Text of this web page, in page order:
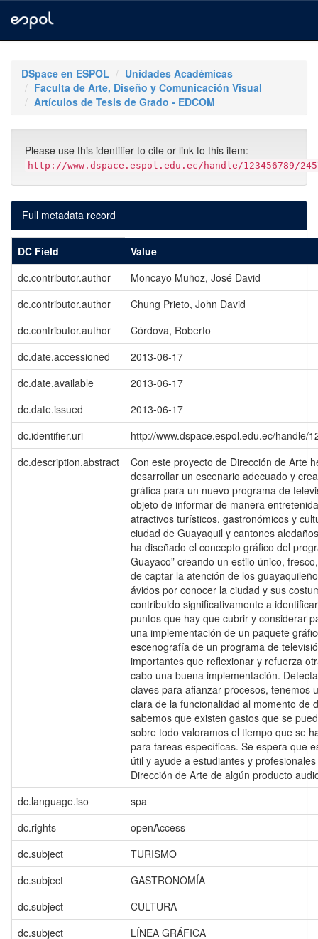
navigationDSpace en ESPOL
Unidades Académicas
Faculta de Arte, Diseño y Comunicación Visual
Artículos de Tesis de Grado - EDCOM
Please use this identifier to cite or link to this item:
http://www.dspace.espol.edu.ec/handle/123456789/
Full metadata record
DC Field
Value
dc.contributor.author
Moncayo Muñoz, José David
dc.contributor.author
Chung Prieto, John David
dc.contributor.author
Córdova, Roberto
dc.date.accessioned
2013-06-17
dc.date.available
2013-06-17
dc.date.issued
2013-06-17
dc.identifier.uri
http://www.dspace.espol.edu.ec/handle/
dc.description.abstract
Con este proyecto de Dirección de Arte
desarrollar un escenario adecuado y
gráfica para un nuevo programa de
objeto de informar de manera
atractivos turísticos, gastronómicos y
ciudad de Guayaquil y cantones
ha diseñado el concepto gráfico del
Guayaco” creando un estilo único,
de captar la atención de los
ávidos por conocer la ciudad y sus
contribuido significativamente a
puntos que hay que cubrir y considerar
una implementación de un paquete
escenografía de un programa de
importantes que reflexionar y refuerza
cabo una buena implementación.
claves para afianzar procesos, tenemos
clara de la funcionalidad al momento de
sabemos que existen gastos que se
sobre todo valoramos el tiempo que se
para tareas específicas. Se espera que
útil y ayude a estudiantes y
Dirección de Arte de algún producto
dc.language.iso
spa
dc.rights
openAccess
dc.subject
TURISMO
dc.subject
GASTRONOMÍA
dc.subject
CULTURA
dc.subject
LÍNEA GRÁFICA